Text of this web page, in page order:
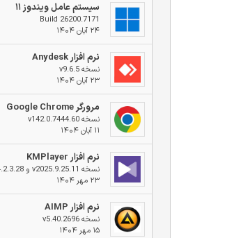
سیستم عامل ویندوز ۱۱
Build 26200.7171
۲۴ آبان ۱۴۰۴
نرم افزار Anydesk
نسخه v9.6.5
۲۳ آبان ۱۴۰۴
مرورگر Google Chrome
نسخه v142.0.7444.60
۱۱ آبان ۱۴۰۴
نرم افزار KMPlayer
نسخه v2025.9.25.11 و v4.2.3.28
۲۳ مهر ۱۴۰۴
نرم افزار AIMP
نسخه v5.40.2696
۱۵ مهر ۱۴۰۴